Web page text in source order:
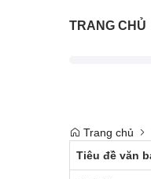
TRANG CHỦ
Trang chủ
Tiêu đề văn